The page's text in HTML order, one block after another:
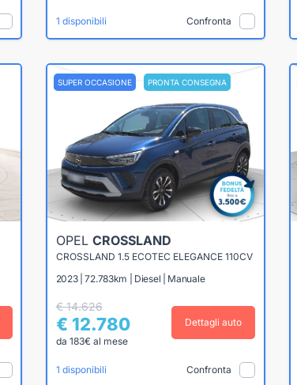
1 disponibili Confronta
SUPER OCCASIONE PRONTA CONSEGNA
OPEL CROSSLAND
CROSSLAND 1.5 ECOTEC ELEGANCE 110CV
2023 | 72.783km | Diesel | Manuale
€ 14.626
€ 12.780
da 183€ al mese
Dettagli auto
1 disponibili Confronta